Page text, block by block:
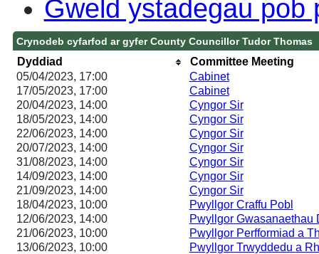
Gweld ystadegau pob
Crynodeb cyfarfod ar gyfer County Councillor Tudor Thomas
Dyddiad
Committee Meeting
05/04/2023, 17:00
Cabinet
17/05/2023, 17:00 Cabinet
20/04/2023, 14:00 Cyngor Sir
18/05/2023, 14:00 Cyngor Sir
22/06/2023, 14:00 Cyngor Sir
20/07/2023, 14:00 Cyngor Sir
31/08/2023, 14:00 Cyngor Sir
14/09/2023, 14:00 Cyngor Sir
21/09/2023, 14:00 Cyngor Sir
18/04/2023, 10:00 Pwyllgor Craffu Pobl
12/06/2023, 14:00
Pwyllgor Gwasanaethau
21/06/2023, 10:00
Pwyllgor Perfformiad a
13/06/2023, 10:00
Pwyllgor Trwyddedu a